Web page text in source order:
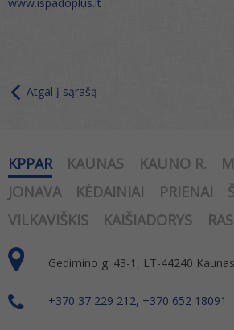
Atgal į sąrašą
KPPAR KAUNAS KAUNO R.
JONAVA
KĖDAINIAI PRIENAI
VILKAVIŠKIS
KAIŠIADORYS
Gedimino g. 43-1, LT-44240 Kaunas
+370 37 229 212, +370 652 18091